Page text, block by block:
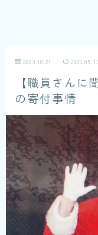
2023.10.21
【職員さん
の寄付事情